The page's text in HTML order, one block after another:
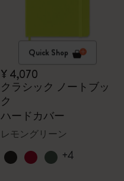
Quick Shop
¥ 4,070
クラシック ノートブッ
ク
ハードカバー
レモングリーン
+4